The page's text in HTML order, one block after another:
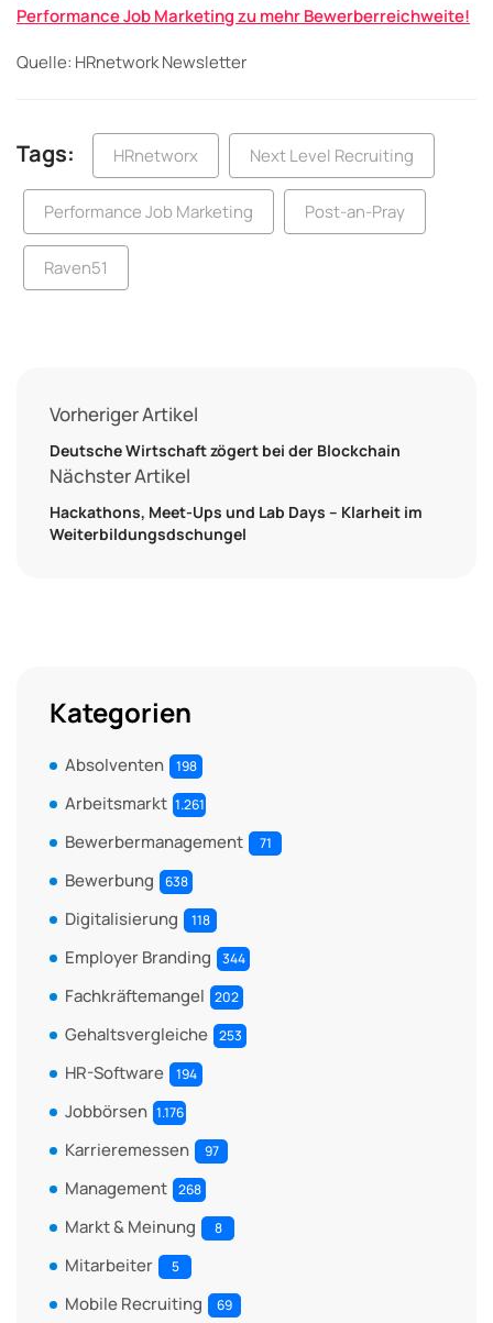
Performance Job Marketing zu mehr Bewerberreichweite!
Quelle: HRnetwork Newsletter
Tags: HRnetworx Next Level Recruiting
Performance Job Marketing Post-an-Pray
Raven51
Vorheriger Artikel
Deutsche Wirtschaft zögert bei der Blockchain
Nächster Artikel
Hackathons, Meet-Ups und Lab Days – Klarheit im
Weiterbildungsdschungel
Kategorien
Absolventen 198
Arbeitsmarkt 1.261
Bewerbermanagement 71
Bewerbung 638
Digitalisierung 118
Employer Branding 344
Fachkräftemangel 202
Gehaltsvergleiche 253
HR-Software 194
Jobbörsen 1.176
Karrieremessen 97
Management 268
Markt & Meinung 8
Mitarbeiter 5
Mobile Recruiting 69